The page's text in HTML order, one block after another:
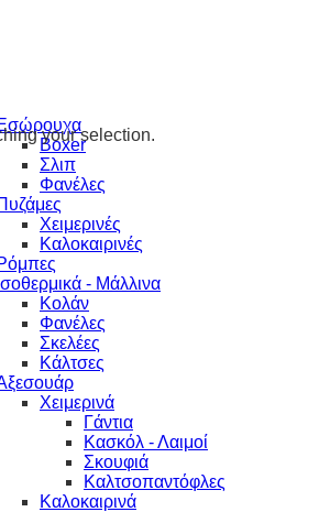
Boxer
Σλιπ
Φανέλες
Χειμερινές
Καλοκαιρινές
Ισοθερμικά - Μάλλινα
Κολάν
Φανέλες
Σκελέες
Κάλτσες
Χειμερινά
Γάντια
Κασκόλ - Λαιμοί
Σκουφιά
Καλτσοπαντόφλες
Καλοκαιρινά
your selection.